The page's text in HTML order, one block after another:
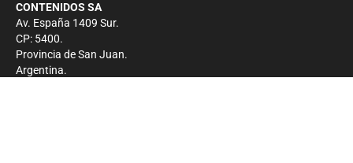
CONTENIDOS SA
Av. España 1409 Sur.
CP: 5400.
Provincia de San Juan.
Argentina.